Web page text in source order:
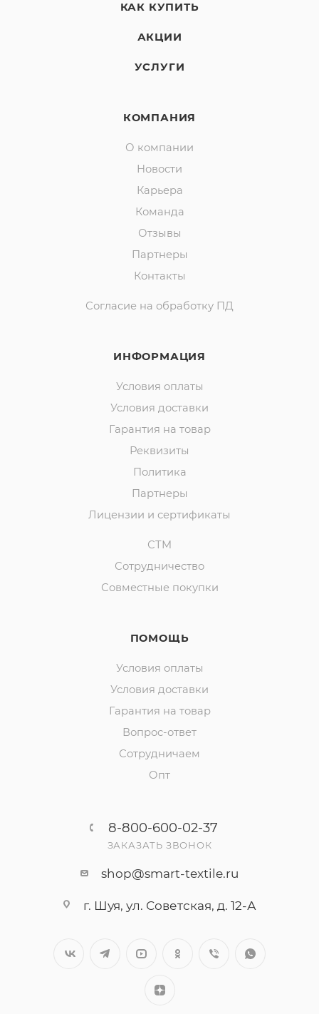
КАК КУПИТЬ
АКЦИИ
УСЛУГИ
КОМПАНИЯ
О компании
Новости
Карьера
Команда
Отзывы
Партнеры
Контакты
Согласие на обработку ПД
ИНФОРМАЦИЯ
Условия оплаты
Условия доставки
Гарантия на товар
Реквизиты
Политика
Партнеры
Лицензии и сертификаты
СТМ
Сотрудничество
Совместные покупки
ПОМОЩЬ
Условия оплаты
Условия доставки
Гарантия на товар
Вопрос-ответ
Сотрудничаем
Опт
8-800-600-02-37
ЗАКАЗАТЬ ЗВОНОК
shop@smart-textile.ru
г. Шуя, ул. Советская, д. 12-А